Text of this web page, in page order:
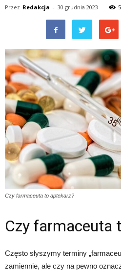
Przez Redakcja - 30 grudnia 2023
Czy farmaceuta to aptekarz?
Czy farmaceuta
Często słyszymy terminy
zamiennie, ale czy na pewno